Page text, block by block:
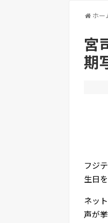
【朗報ホー
宮
期
フジ
生日
ネッ
声が